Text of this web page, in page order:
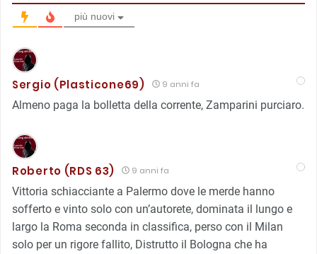
più nuovi
Sergio (Plasticone69) 9 anni fa
Almeno paga la bolletta della corrente, Zamparini purciaro.
Roberto (RDS 63) 9 anni fa
Vittoria schiacciante a Palermo dove le merde hanno
sofferto e vinto solo con un’autorete, dominata il lungo e
largo la Roma seconda in classifica, perso con il Milan
solo per un rigore fallito, Distrutto il Bologna che ha